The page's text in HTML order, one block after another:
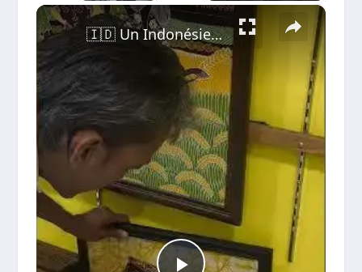
×
🇮🇩 Un Indonésien francophone me fait visiter sa galerie d'art 🖼️ en plein cœur de Malioboro !